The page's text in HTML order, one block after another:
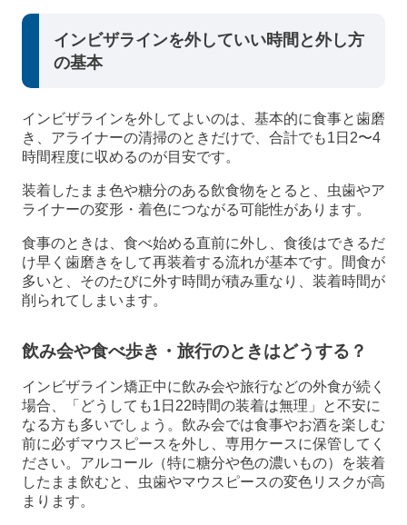
インビザラインを外していい時間と外し方
の基本
インビザラインを外してよいのは、基本的に食事と歯磨
き、アライナーの清掃のときだけで、合計でも1日2〜4
時間程度に収めるのが目安です。
装着したまま色や糖分のある飲食物をとると、虫歯やア
ライナーの変形・着色につながる可能性があります。
食事のときは、食べ始める直前に外し、食後はできるだ
け早く歯磨きをして再装着する流れが基本です。間食が
多いと、そのたびに外す時間が積み重なり、装着時間が
削られてしまいます。
飲み会や食べ歩き・旅行のときはどうする？
インビザライン矯正中に飲み会や旅行などの外食が続く
場合、「どうしても1日22時間の装着は無理」と不安に
なる方も多いでしょう。飲み会では食事やお酒を楽しむ
前に必ずマウスピースを外し、専用ケースに保管してく
ださい。アルコール（特に糖分や色の濃いもの）を装着
したまま飲むと、虫歯やマウスピースの変色リスクが高
まります。